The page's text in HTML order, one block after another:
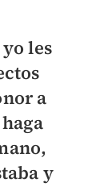
les
a
y